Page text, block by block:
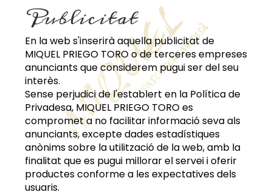
Publicitat
En la web s'inserirà aquella publicitat de
MIQUEL PRIEGO TOROo de terceres empreses
anunciants que considerem pugui ser del seu
interès.
Sense perjudici de l'establert en la Política de
Privadesa, MIQUEL PRIEGO TOROes
compromet a no facilitar informació seva als
anunciants, excepte dades estadístiques
anònims sobre la utilització de la web, amb la
finalitat que es pugui millorar el servei i oferir
productes conforme a les expectatives dels
usuaris.